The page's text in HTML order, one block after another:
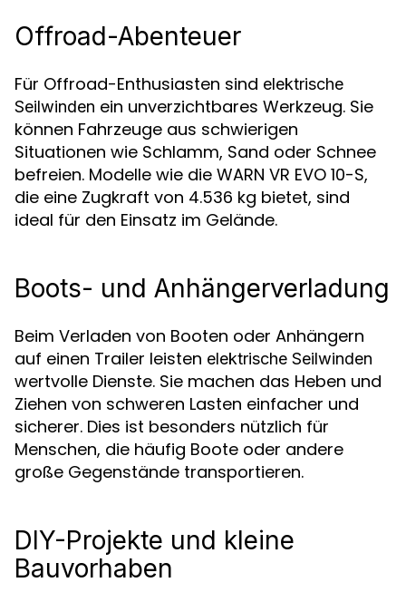
Offroad-Abenteuer
Für Offroad-Enthusiasten sind elektrische
Seilwinden ein unverzichtbares Werkzeug. Sie
können Fahrzeuge aus schwierigen
Situationen wie Schlamm, Sand oder Schnee
befreien. Modelle wie die WARN VR EVO 10-S,
die eine Zugkraft von 4.536 kg bietet, sind
ideal für den Einsatz im Gelände.
Boots- und Anhängerverladung
Beim Verladen von Booten oder Anhängern
auf einen Trailer leisten elektrische Seilwinden
wertvolle Dienste. Sie machen das Heben und
Ziehen von schweren Lasten einfacher und
sicherer. Dies ist besonders nützlich für
Menschen, die häufig Boote oder andere
große Gegenstände transportieren.
DIY-Projekte und kleine
Bauvorhaben